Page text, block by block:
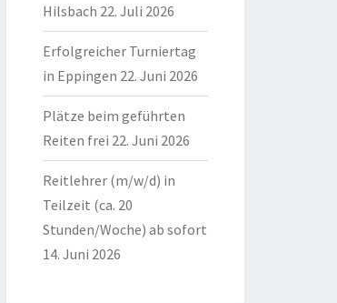
Hilsbach 22. Juli 2026
Erfolgreicher Turniertag
in Eppingen 22. Juni 2026
Plätze beim geführten
Reiten frei 22. Juni 2026
Reitlehrer (m/w/d) in
Teilzeit (ca. 20
Stunden/Woche) ab sofort
14. Juni 2026